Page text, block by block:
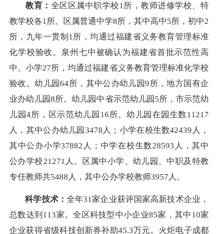
教育： 全区区属中职学校1所，教师进修学校、特
教学校各1所。区属普通中学8所，其中高中5所，初中2
所，九年一贯制1所，均通过福建省义务教育管理标准
化学校验收。泉州七中被确认为福建省首批示范性高
中。小学27所，均通过福建省义务教育管理标准化学校
验收。幼儿园64所，其中公办幼儿园9所，地方国有企
业办幼儿园8所。幼儿园中省示范幼儿园5所，市示范幼
儿园4所，区示范幼儿园16所。幼儿园在园生数11217
人，其中公办幼儿园3478人；小学在校生数42439人，
其中公办小学37882人；中学在校生数28593人，其中
公办学校21271人。区属中小学、幼儿园、中职及特教
专任教师共5488人，其中公办学校教师3957人。
科学技术： 全年31家企业获评国家高新技术企业，
总数达到113家。全区科技型中小企业85家，其中10家
企业获得省级科技创新券补助45.3万元。火炬电子成都